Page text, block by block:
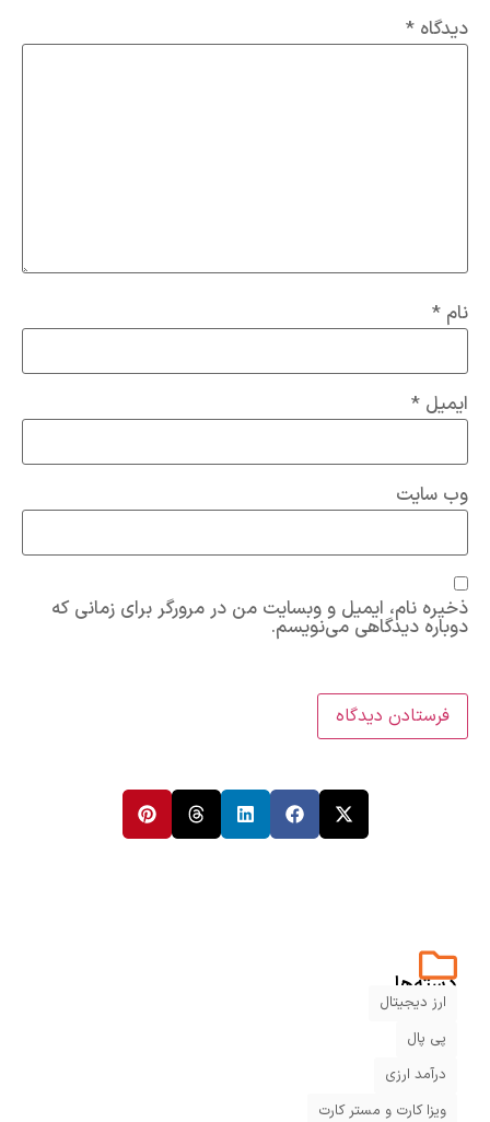
دیدگاه *
نام *
ایمیل *
وب‌ سایت
ذخیره نام، ایمیل و وبسایت من در مرورگر برای زمانی که
دوباره دیدگاهی می‌نویسم.
دسته‌ها
ارز دیجیتال
پی پال
درآمد ارزی
ویزا کارت و مستر کارت